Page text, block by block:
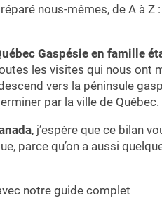
nous-mêmes, de A à Z
Gaspésie en famille
les visites qui nous ont
vers la péninsule
par la ville de Québec.
, j’espère que ce bilan
parce qu’on a aussi
notre guide complet